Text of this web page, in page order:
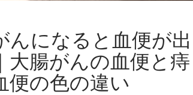
んになると血便が出
大腸がんの血便と痔
便の色の違い